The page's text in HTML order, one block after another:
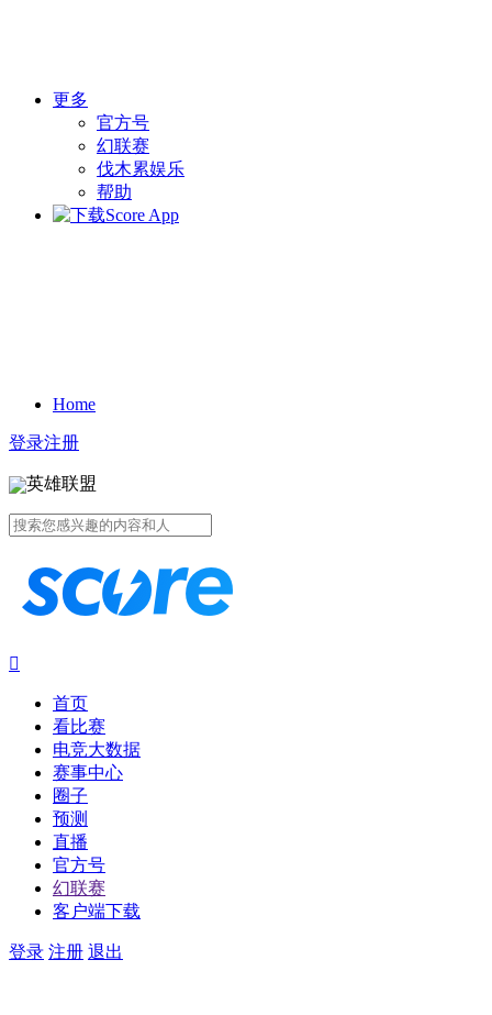
更多
官方号
幻联赛
伐木累娱乐
帮助
Home
登录注册
英雄联盟

首页
看比赛
电竞大数据
赛事中心
圈子
预测
直播
官方号
幻联赛
客户端下载
登录 注册 退出